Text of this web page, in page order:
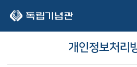
개인정보처리